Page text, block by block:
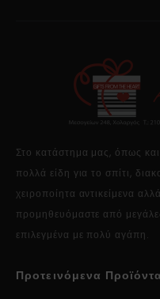
Στο κατάστημα μας, όπως
πολλά είδη για το σπίτι,
χειροποίητα αντικείμενα
προμηθευόμαστε από
επιλεγμένα με πολύ αγάπη.
Προτεινόμενα Προϊόντα